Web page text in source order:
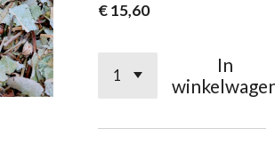
€ 15,60
In